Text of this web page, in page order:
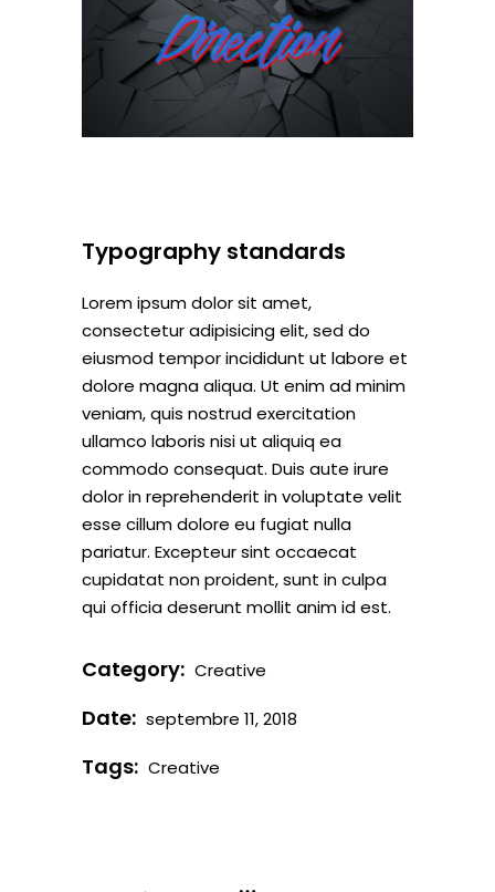
Typography standards
Lorem ipsum dolor sit amet,
consectetur adipisicing elit, sed do
eiusmod tempor incididunt ut labore et
dolore magna aliqua. Ut enim ad minim
veniam, quis nostrud exercitation
ullamco laboris nisi ut aliquiq ea
commodo consequat. Duis aute irure
dolor in reprehenderit in voluptate velit
esse cillum dolore eu fugiat nulla
pariatur. Excepteur sint occaecat
cupidatat non proident, sunt in culpa
qui officia deserunt mollit anim id est.
Category: Creative
Date: septembre 11, 2018
Tags: Creative